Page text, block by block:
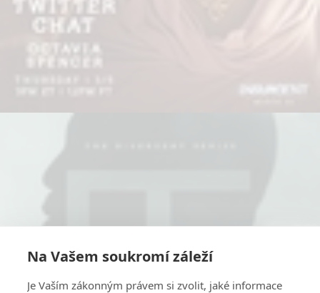
Na Vašem soukromí záleží
Je Vaším zákonným právem si zvolit, jaké informace